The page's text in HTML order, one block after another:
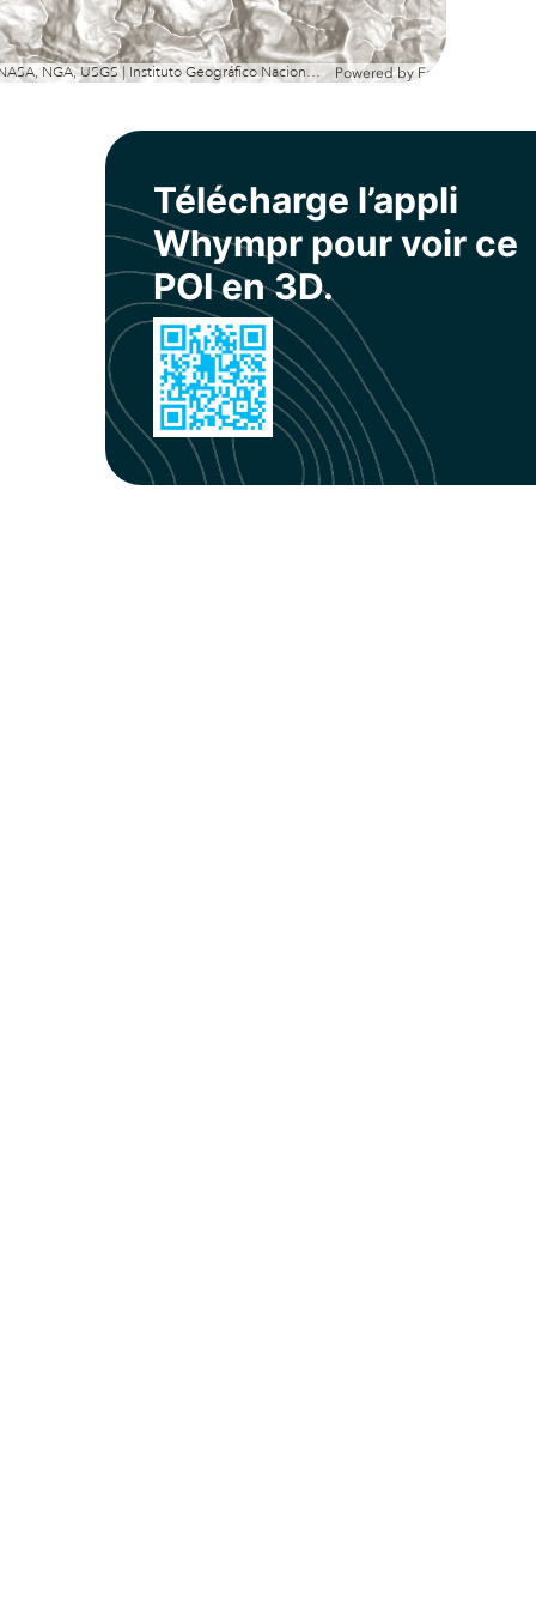
Esri, NASA, NGA, USGS | Instituto Geográfico Nacional, Esri, TomTom, Garmin, METI/NASA, USGS Powered by Esri
Télécharge l’appli
Whympr pour voir ce
POI en 3D.